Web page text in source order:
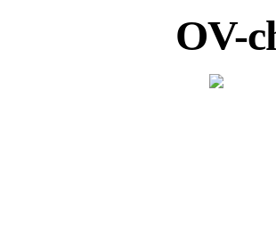
OV-